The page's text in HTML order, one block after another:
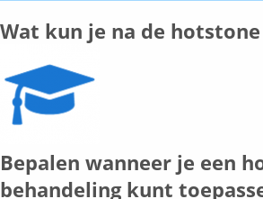
Wat kun je na de
Bepalen wanneer je een
behandeling kunt